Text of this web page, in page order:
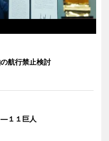
航行禁止検討
―１１巨人